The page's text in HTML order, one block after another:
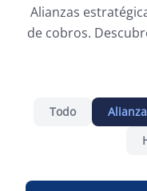
Alianzas
de cobros.
Todo